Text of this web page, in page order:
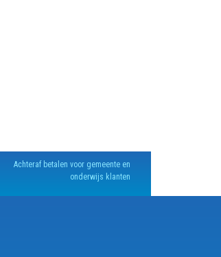
Achteraf betalen voor gemeente en
onderwijs klanten